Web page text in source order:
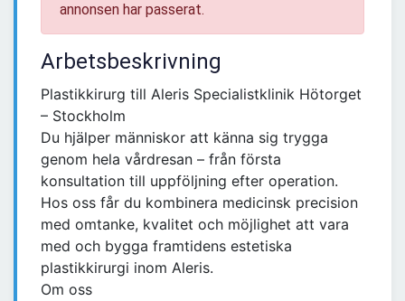
annonsen har passerat.
Arbetsbeskrivning
Plastikkirurg till Aleris Specialistklinik Hötorget
– Stockholm
Du hjälper människor att känna sig trygga
genom hela vårdresan – från första
konsultation till uppföljning efter operation.
Hos oss får du kombinera medicinsk precision
med omtanke, kvalitet och möjlighet att vara
med och bygga framtidens estetiska
plastikkirurgi inom Aleris.
Om oss